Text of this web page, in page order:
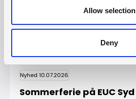
Allow selection
Deny
Nyhed 10.07.2026
Sommerferie på EUC Syd